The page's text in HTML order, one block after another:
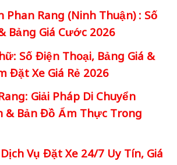
Phan Rang (Ninh Thuận) : Số
Bảng Giá Cước 2026
Số Điện Thoại, Bảng Giá &
Đặt Xe Giá Rẻ 2026
Giải Pháp Di Chuyển
& Bản Đồ Ẩm Thực Trong
Vụ Đặt Xe 24/7 Uy Tín, Giá